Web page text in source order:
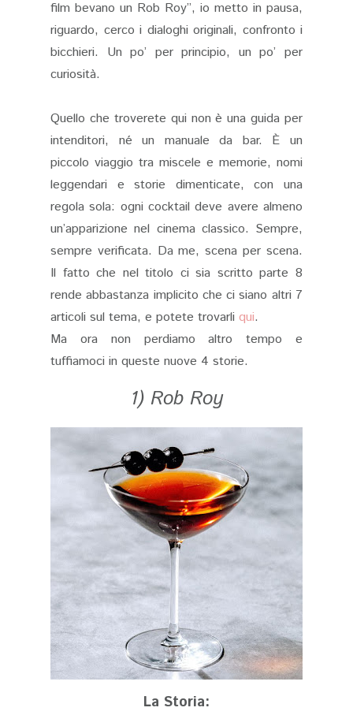
film bevano un Rob Roy”, io metto in pausa,
riguardo, cerco i dialoghi originali, confronto i
bicchieri. Un po’ per principio, un po’ per
curiosità.
Quello che troverete qui non è una guida per
intenditori, né un manuale da bar. È un
piccolo viaggio tra miscele e memorie, nomi
leggendari e storie dimenticate, con una
regola sola: ogni cocktail deve avere almeno
un’apparizione nel cinema classico. Sempre,
sempre verificata. Da me, scena per scena.
Il fatto che nel titolo ci sia scritto parte 8
rende abbastanza implicito che ci siano altri 7
articoli sul tema, e potete trovarli qui.
Ma ora non perdiamo altro tempo e
tuffiamoci in queste nuove 4 storie.
1) Rob Roy
La Storia: